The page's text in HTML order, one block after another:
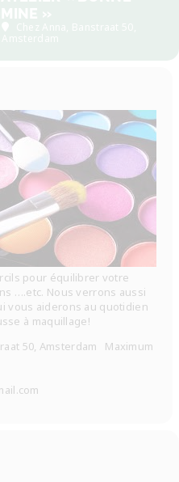
pour équilibrer votre
….etc. Nous verrons aussi
vous aiderons au quotidien
à maquillage!
50, Amsterdam Maximum